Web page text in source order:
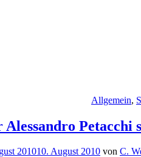
Allgemein,
201010. August 2010 von C.